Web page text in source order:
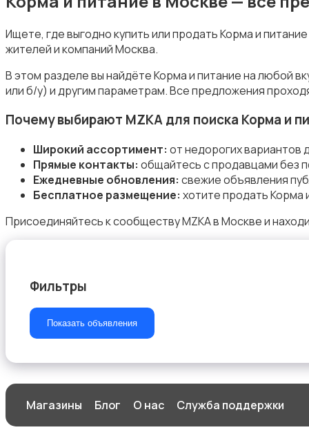
Товары для животных
Аквариумистика
Ищете, где выгодно купить или продать Корма и
жителей и компаний Москва.
В этом разделе вы найдёте Корма и питание на любой
или б/у) и другим параметрам. Все предложения
Почему выбирают MZKA для поиска Корма и
Широкий ассортимент: от недорогих
Прямые контакты: общайтесь с продавцами без
Ежедневные обновления: свежие объявления
Бесплатное размещение: хотите продать Корма
Присоединяйтесь к сообществу MZKA в Москве и
Фильтры
Показать объявления
Магазины Блог О нас Служба поддержки